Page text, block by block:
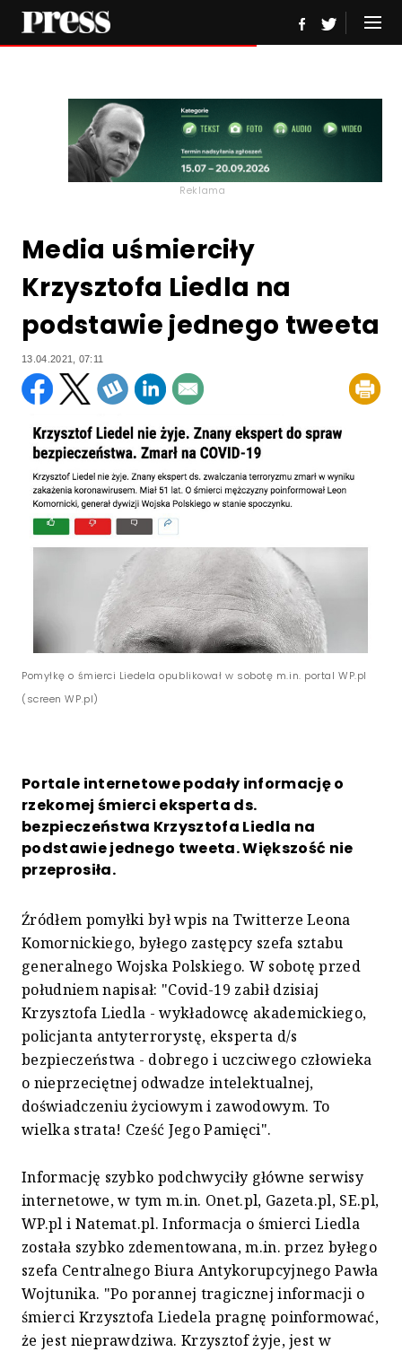
Reklama
Media uśmierciły
Krzysztofa Liedla na
podstawie jednego tweeta
13.04.2021, 07:11
Pomyłkę o śmierci Liedela opublikował w sobotę m.in. portal WP.pl
(screen WP.pl)
Portale internetowe podały informację o
rzekomej śmierci eksperta ds.
bezpieczeństwa Krzysztofa Liedla na
podstawie jednego tweeta. Większość nie
przeprosiła.
Źródłem pomyłki był wpis na Twitterze Leona
Komornickiego, byłego zastępcy szefa sztabu
generalnego Wojska Polskiego. W sobotę przed
południem napisał: "Covid-19 zabił dzisiaj
Krzysztofa Liedla - wykładowcę akademickiego,
policjanta antyterrorystę, eksperta d/s
bezpieczeństwa - dobrego i uczciwego człowieka
o nieprzeciętnej odwadze intelektualnej,
doświadczeniu życiowym i zawodowym. To
wielka strata! Cześć Jego Pamięci".
Informację szybko podchwyciły główne serwisy
internetowe, w tym m.in. Onet.pl, Gazeta.pl, SE.pl,
WP.pl i Natemat.pl. Informacja o śmierci Liedla
została szybko zdementowana, m.in. przez byłego
szefa Centralnego Biura Antykorupcyjnego Pawła
Wojtunika. "Po porannej tragicznej informacji o
śmierci Krzysztofa Liedela pragnę poinformować,
że jest nieprawdziwa. Krzysztof żyje, jest w